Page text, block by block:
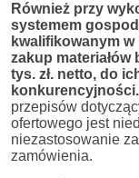
Również przy
systemem
kwalifikowanym
zakup
tys. zł. netto, do
konkurencyjności.
przepisów
ofertowego jest
niezastosowanie
zamówienia.